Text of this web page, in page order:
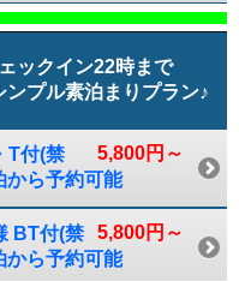
ックイン22時まで
プル素泊まりプラン♪
5,800円～
T付(禁
から予約可能
5,800円～
BT付(禁
から予約可能